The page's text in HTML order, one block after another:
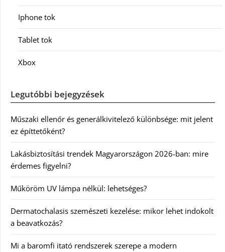
Iphone tok
Tablet tok
Xbox
Legutóbbi bejegyzések
Műszaki ellenőr és generálkivitelező különbsége: mit jelent
ez építtetőként?
Lakásbiztosítási trendek Magyarországon 2026-ban: mire
érdemes figyelni?
Műköröm UV lámpa nélkül: lehetséges?
Dermatochalasis szemészeti kezelése: mikor lehet indokolt
a beavatkozás?
Mi a baromfi itató rendszerek szerepe a modern